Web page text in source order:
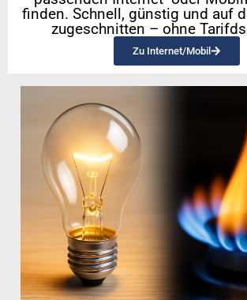
finden. Schnell, günstig und auf
zugeschnitten – ohne
Zu Internet/Mobil